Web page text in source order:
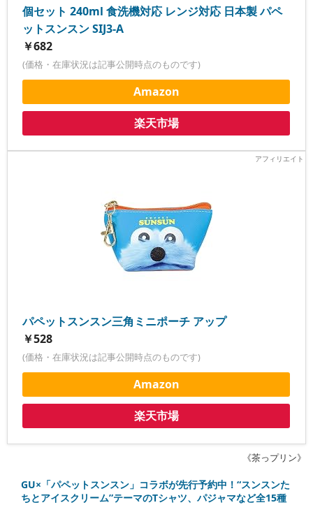
個セット 240ml 食洗機対応 レンジ対応 日本製 パペ
ットスンスン SIJ3-A
￥682
(価格・在庫状況は記事公開時点のものです)
Amazon
楽天市場
パペットスンスン三角ミニポーチ アップ
￥528
(価格・在庫状況は記事公開時点のものです)
Amazon
楽天市場
《茶っプリン》
GU×「パペットスンスン」コラボが先行予約中！“スンスンた
ちとアイスクリーム”テーマのTシャツ、パジャマなど全15種